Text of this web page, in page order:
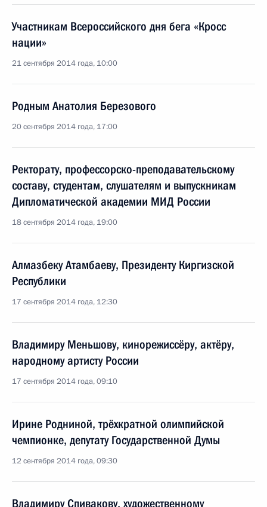
Участникам Всероссийского дня бега «Кросс
нации»
21 сентября 2014 года, 10:00
Родным Анатолия Березового
20 сентября 2014 года, 17:00
Ректорату, профессорско-преподавательскому
составу, студентам, слушателям и выпускникам
Дипломатической академии МИД России
18 сентября 2014 года, 19:00
Алмазбеку Атамбаеву, Президенту Киргизской
Республики
17 сентября 2014 года, 12:30
Владимиру Меньшову, кинорежиссёру, актёру,
народному артисту России
17 сентября 2014 года, 09:10
Ирине Родниной, трёхкратной олимпийской
чемпионке, депутату Государственной Думы
12 сентября 2014 года, 09:30
Владимиру Спивакову, художественному